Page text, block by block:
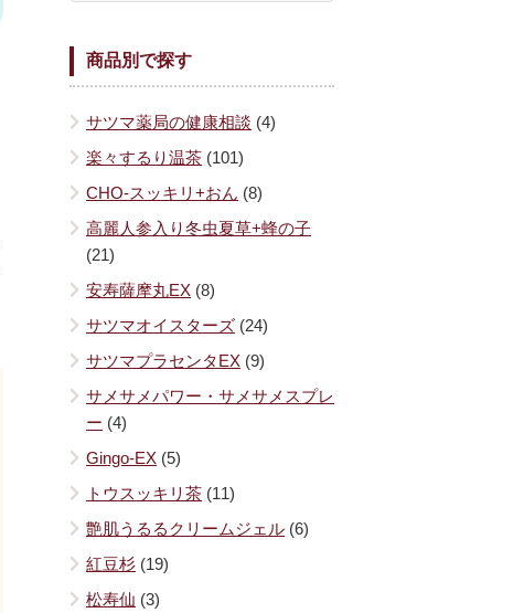
商品別で探す
サツマ薬局の健康相談 (4)
楽々するり温茶 (101)
CHO-スッキリ+おん (8)
高麗人参入り冬虫夏草+蜂の子
(21)
安寿薩摩丸EX (8)
サツマオイスターズ (24)
サツマプラセンタEX (9)
サメサメパワー・サメサメスプレ
ー (4)
Gingo-EX (5)
トウスッキリ茶 (11)
艶肌うるるクリームジェル (6)
紅豆杉 (19)
松寿仙 (3)